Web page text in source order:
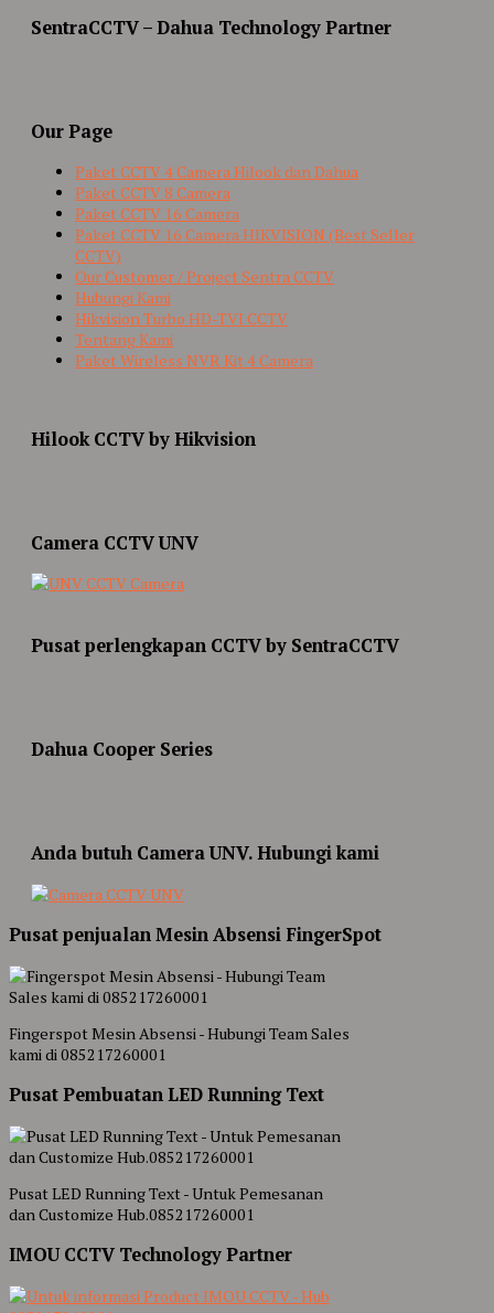
SentraCCTV – Dahua Technology Partner
Our Page
Paket CCTV 4 Camera Hilook dan Dahua
Paket CCTV 8 Camera
Paket CCTV 16 Camera
Paket CCTV 16 Camera HIKVISION (Best Seller
CCTV)
Our Customer / Project Sentra CCTV
Hubungi Kami
Hikvision Turbo HD-TVI CCTV
Tentang Kami
Paket Wireless NVR Kit 4 Camera
Hilook CCTV by Hikvision
Camera CCTV UNV
Pusat perlengkapan CCTV by SentraCCTV
Dahua Cooper Series
Anda butuh Camera UNV. Hubungi kami
Pusat penjualan Mesin Absensi FingerSpot
Fingerspot Mesin Absensi - Hubungi Team Sales
kami di 085217260001
Pusat Pembuatan LED Running Text
Pusat LED Running Text - Untuk Pemesanan
dan Customize Hub.085217260001
IMOU CCTV Technology Partner